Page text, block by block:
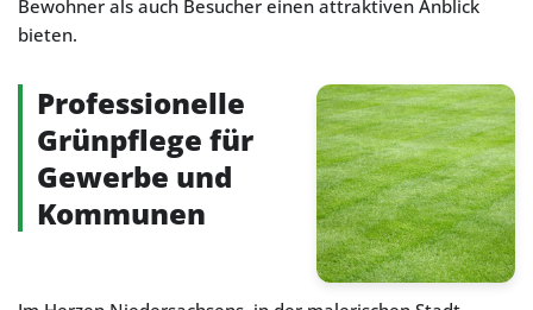
Bewohner als auch Besucher einen attraktiven Anblick
bieten.
Professionelle
Grünpflege für
Gewerbe und
Kommunen